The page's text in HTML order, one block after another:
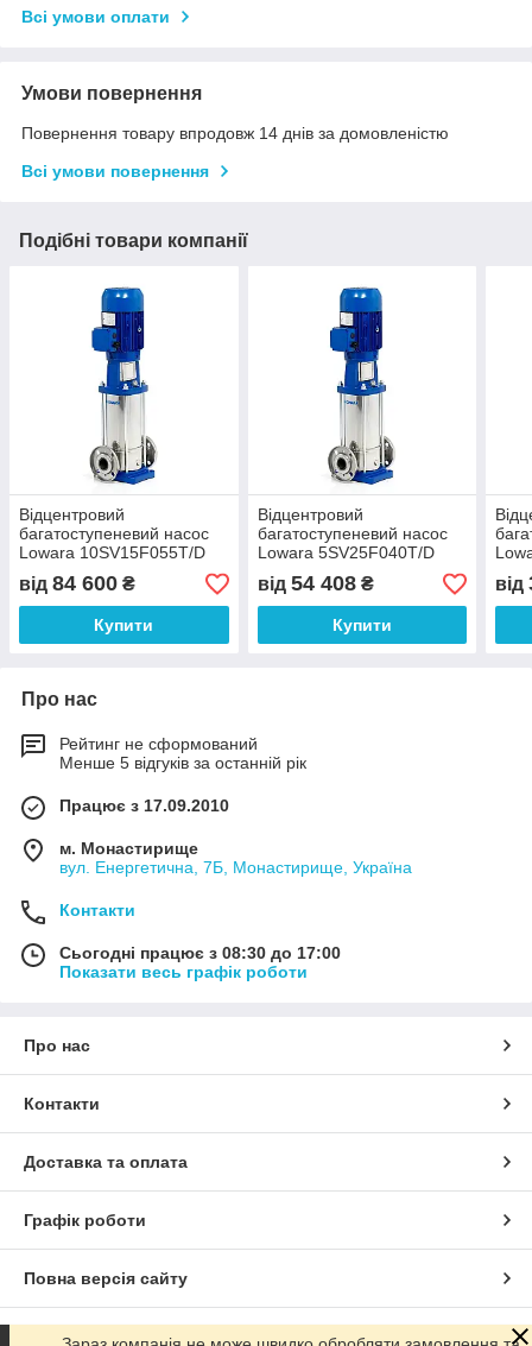
Всі умови оплати
Умови повернення
Повернення товару впродовж 14 днів за домовленістю
Всі умови повернення
Подібні товари компанії
Відцентровий
багатоступеневий насос
Lowara 10SV15F055T/D
3x400 B
від 84 600 ₴
Купити
Відцентровий
багатоступеневий насос
Lowara 5SV25F040T/D
3x400 B
від 54 408₴
Купити
від
Про нас
Рейтинг не сформований
Менше 5 відгуків за останній рік
Працює з 17.09.2010
м. Монастирище
вул. Енергетична, 7Б, Монастирище, Україна
Контакти
Сьогодні працює з 08:30 до 17:00
Показати весь графік роботи
Про нас
Контакти
Доставка та оплата
Графік роботи
Повна версія сайту
Сайт створено на маркетплейсіProm.ua